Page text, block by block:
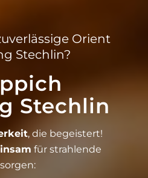
Orient
Stechlin?
Stechlin
, die begeistert!
für strahlende